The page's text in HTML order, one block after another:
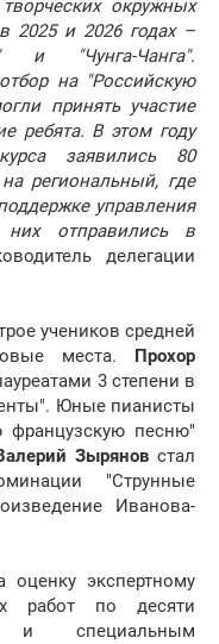
окружных
2025 и 2026 годах –
и "Чунга-Чанга".
на "Российскую
принять участие
ребята. В этом году
заявились 80
региональный, где
управления
отправились в
делегации
учеников средней
места. Прохор
3 степени в
Юные пианисты
французскую песню"
Зырянов стал
"Струнные
Иванова-
оценку экспертному
работ по десяти
и специальным